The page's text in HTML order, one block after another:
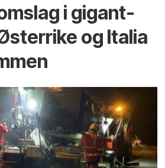
i gigant­
og Italia